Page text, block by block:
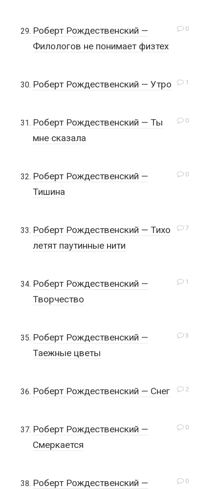
0
Роберт Рождественский —
Филологов не понимает физтех
1
Роберт Рождественский — Утро
0
Роберт Рождественский — Ты
мне сказала
0
Роберт Рождественский —
Тишина
7
Роберт Рождественский — Тихо
летят паутинные нити
1
Роберт Рождественский —
Творчество
3
Роберт Рождественский —
Таежные цветы
2
Роберт Рождественский — Снег
0
Роберт Рождественский —
Смеркается
0
Роберт Рождественский —